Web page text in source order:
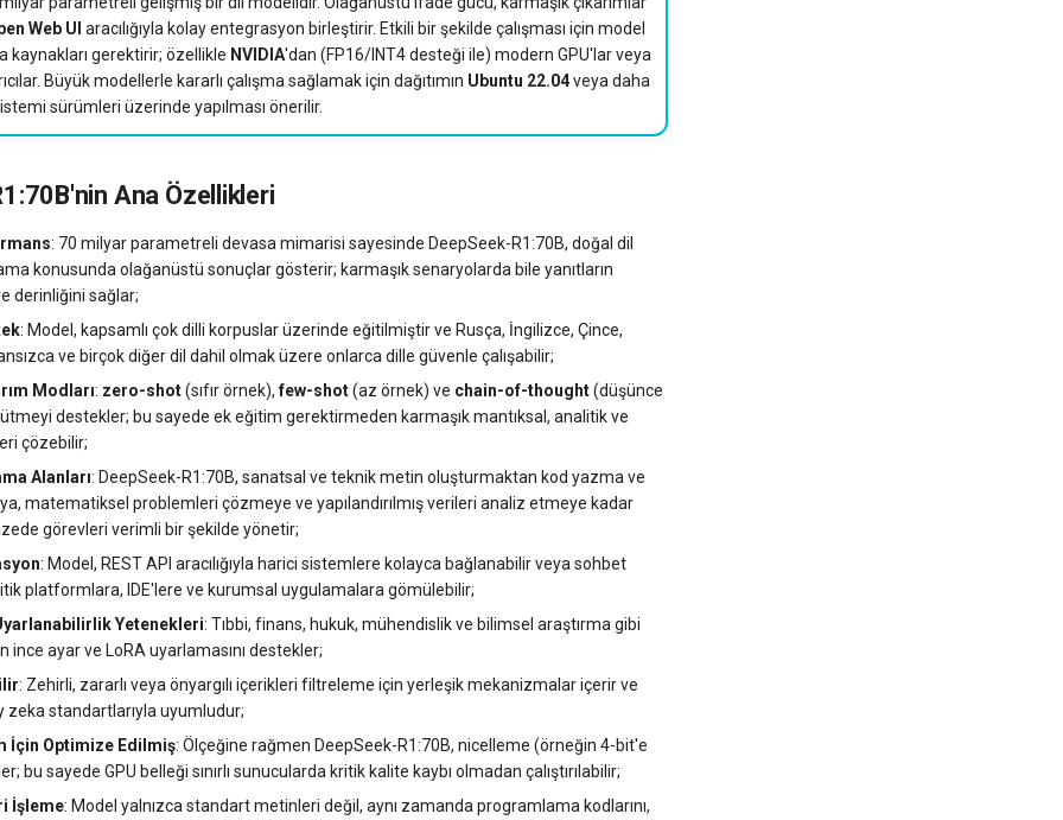
Web UI aracılığıyla kolay entegrasyon birleştirir. Etkili bir şekilde çalışması için model
kaynakları gerektirir; özellikle NVIDIA'dan (FP16/INT4 desteği ile) modern GPU'lar veya
Büyük modellerle kararlı çalışma sağlamak için dağıtımın Ubuntu 22.04veya daha
sürümleri üzerinde yapılması önerilir.
Ana Özellikleri
: 70 milyar parametreli devasa mimarisi sayesinde DeepSeek-R1:70B, doğal dil
konusunda olağanüstü sonuçlar gösterir; karmaşık senaryolarda bile yanıtların
derinliğini sağlar;
: Model, kapsamlı çok dilli korpuslar üzerinde eğitilmiştir ve Rusça, İngilizce, Çince,
ve birçok diğer dil dahil olmak üzere onlarca dille güvenle çalışabilir;
Modları: zero-shot(sıfır örnek),few-shot(az örnek) ve chain-of-thought(düşünce
destekler; bu sayede ek eğitim gerektirmeden karmaşık mantıksal, analitik ve
çözebilir;
Alanları: DeepSeek-R1:70B, sanatsal ve teknik metin oluşturmaktan kod yazma ve
matematiksel problemleri çözmeye ve yapılandırılmış verileri analiz etmeye kadar
görevleri verimli bir şekilde yönetir;
: Model, REST API aracılığıyla harici sistemlere kolayca bağlanabilir veya sohbet
platformlara, IDE'lere ve kurumsal uygulamalara gömülebilir;
Yetenekleri: Tıbbi, finans, hukuk, mühendislik ve bilimsel araştırma gibi
ince ayar ve LoRA uyarlamasını destekler;
: Zehirli, zararlı veya önyargılı içerikleri filtreleme için yerleşik mekanizmalar içerir ve
zeka standartlarıyla uyumludur;
İçin Optimize Edilmiş: Ölçeğine rağmen DeepSeek-R1:70B, nicelleme (örneğin 4-bit'e
bu sayede GPU belleği sınırlı sunucularda kritik kalite kaybı olmadan çalıştırılabilir;
İşleme: Model yalnızca standart metinleri değil, aynı zamanda programlama kodlarını,